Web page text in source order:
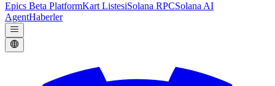
Epics Beta PlatformKart ListesiSolana RPCSolana AI
AgentHaberler